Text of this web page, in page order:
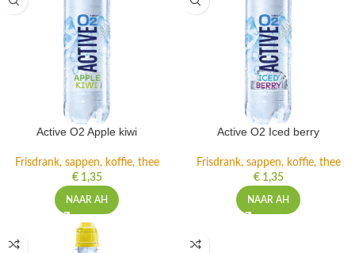
Active O2 Apple kiwi
Frisdrank, sappen, koffie, thee
€1,35
NAAR AH
Active O2 Iced berry
Frisdrank, sappen, koffie, thee
€1,35
NAAR AH